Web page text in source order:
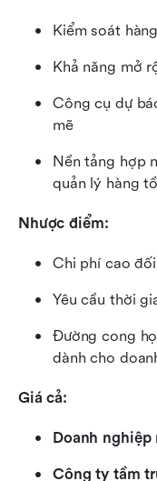
Kiểm soát
Khả năng mở
Công cụ dự
mẽ
Nền tảng hợp
quản lý hàng
Nhược điểm:
Chi phí cao
Yêu cầu thời
Đường cong
dành cho
Giá cả:
Doanh nghiệp
Công ty tầm